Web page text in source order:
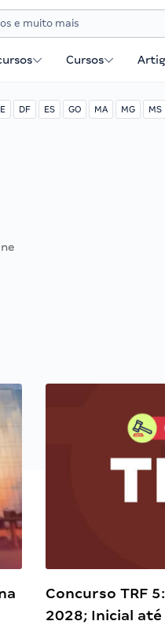
Cursos
DF ES GO MA MG MS
Concurso TRF
2028; Inicial até